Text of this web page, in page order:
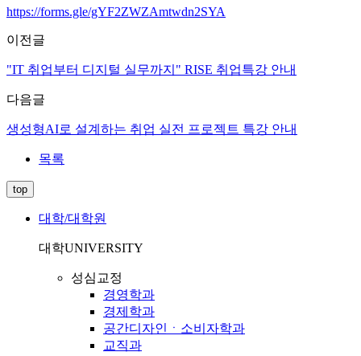
https://forms.gle/gYF2ZWZAmtwdn2SYA
이전글
"IT 취업부터 디지털 실무까지" RISE 취업특강 안내
다음글
생성형AI로 설계하는 취업 실전 프로젝트 특강 안내
목록
top
대학/대학원
대학UNIVERSITY
성심교정
경영학과
경제학과
공간디자인ㆍ소비자학과
교직과